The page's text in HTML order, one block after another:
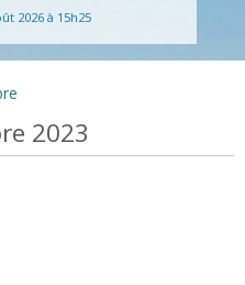
2026 à 15h25
2023